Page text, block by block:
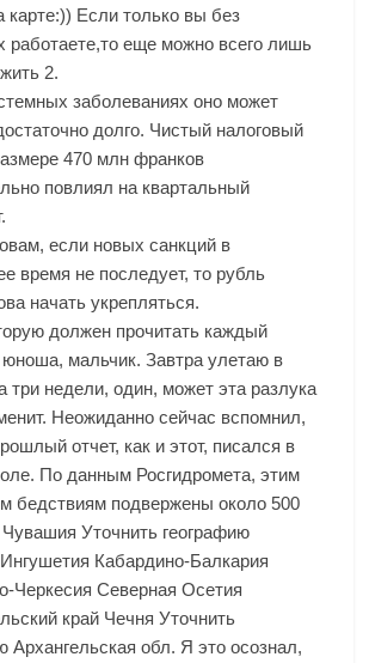
карте:)) Если только вы без
работаете,то еще можно всего лишь
2.
заболеваниях оно может
долго. Чистый налоговый
470 млн франков
повлиял на квартальный
если новых санкций в
время не последует, то рубль
начать укрепляться.
должен прочитать каждый
мальчик. Завтра улетаю в
три недели, один, может эта разлука
Неожиданно сейчас вспомнил,
отчет, как и этот, писался в
По данным Росгидромета, этим
бедствиям подвержены около 500
Уточнить географию
Кабардино-Балкария
Черкесия Северная Осетия
край Чечня Уточнить
Архангельская обл. Я это осознал,